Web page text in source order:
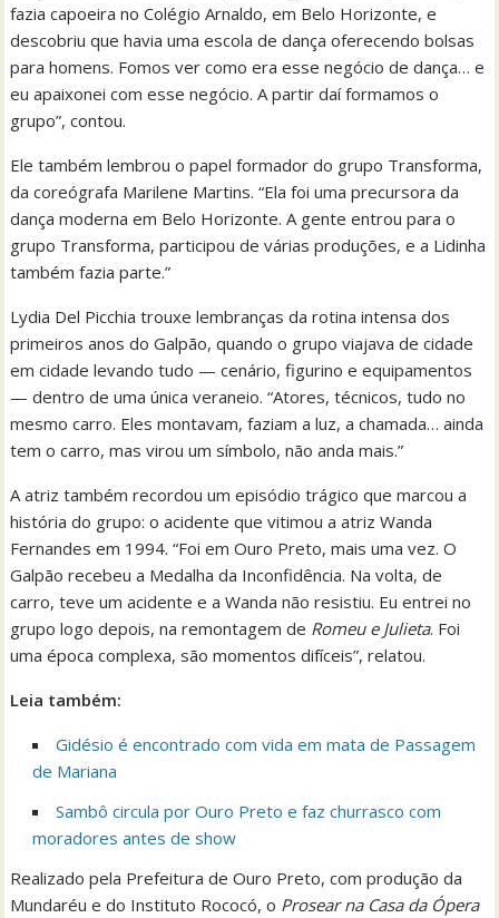
fazia capoeira no Colégio Arnaldo, em Belo Horizonte, e
descobriu que havia uma escola de dança oferecendo bolsas
para homens. Fomos ver como era esse negócio de dança… e
eu apaixonei com esse negócio. A partir daí formamos o
grupo”, contou.
Ele também lembrou o papel formador do grupo Transforma,
da coreógrafa Marilene Martins. “Ela foi uma precursora da
dança moderna em Belo Horizonte. A gente entrou para o
grupo Transforma, participou de várias produções, e a Lidinha
também fazia parte.”
Lydia Del Picchia trouxe lembranças da rotina intensa dos
primeiros anos do Galpão, quando o grupo viajava de cidade
em cidade levando tudo — cenário, figurino e equipamentos
— dentro de uma única veraneio. “Atores, técnicos, tudo no
mesmo carro. Eles montavam, faziam a luz, a chamada… ainda
tem o carro, mas virou um símbolo, não anda mais.”
A atriz também recordou um episódio trágico que marcou a
história do grupo: o acidente que vitimou a atriz Wanda
Fernandes em 1994. “Foi em Ouro Preto, mais uma vez. O
Galpão recebeu a Medalha da Inconfidência. Na volta, de
carro, teve um acidente e a Wanda não resistiu. Eu entrei no
grupo logo depois, na remontagem de Romeu e Julieta. Foi
uma época complexa, são momentos difíceis”, relatou.
Leia também:
Gidésio é encontrado com vida em mata de Passagem
de Mariana
Sambô circula por Ouro Preto e faz churrasco com
moradores antes de show
Realizado pela Prefeitura de Ouro Preto, com produção da
Mundaréu e do Instituto Rococó, o Prosear na Casa da Ópera